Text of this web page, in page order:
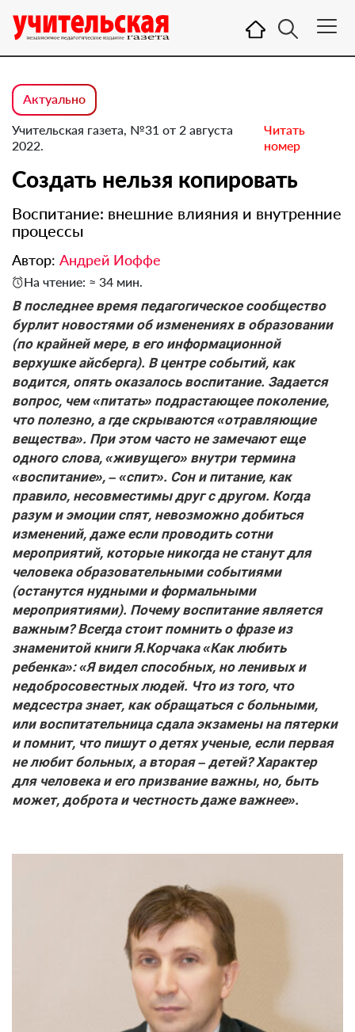
Актуально
Учительская газета, №31 от 2 августа
2022.
Читать
номер
Создать нельзя копировать
Воспитание: внешние влияния и внутренние
процессы
Автор: Андрей Иоффе
На чтение: ≈ 34 мин.
В последнее время педагогическое сообщество
бурлит новостями об изменениях в образовании
(по крайней мере, в его информационной
верхушке айсберга). В центре событий, как
водится, опять оказалось воспитание. Задается
вопрос, чем «питать» подрастающее поколение,
что полезно, а где скрываются «отравляющие
вещества». При этом часто не замечают еще
одного слова, «живущего» внутри термина
«воспитание», – «спит». Сон и питание, как
правило, несовместимы друг с другом. Когда
разум и эмоции спят, невозможно добиться
изменений, даже если проводить сотни
мероприятий, которые никогда не станут для
человека образовательными событиями
(останутся нудными и формальными
мероприятиями). Почему воспитание является
важным? Всегда стоит помнить о фразе из
знаменитой книги Я.Корчака «Как любить
ребенка»: «Я видел способных, но ленивых и
недобросовестных людей. Что из того, что
медсестра знает, как обращаться с больными,
или воспитательница сдала экзамены на пятерки
и помнит, что пишут о детях ученые, если первая
не любит больных, а вторая – детей? Характер
для человека и его призвание важны, но, быть
может, доброта и честность даже важнее».